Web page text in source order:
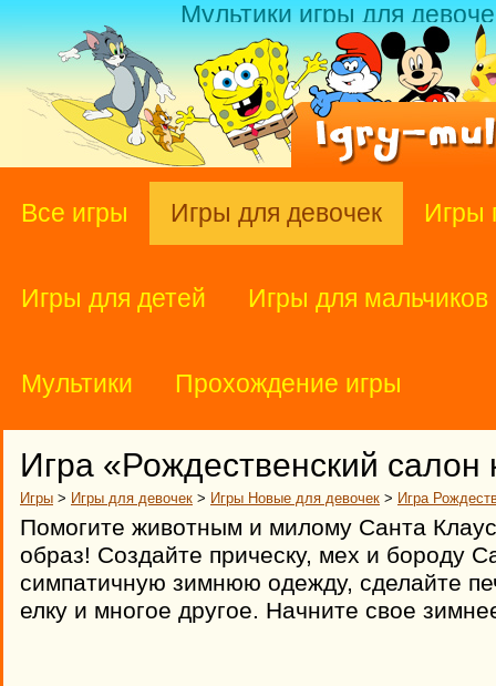
Мультики игры для
Все игры Игры для девочек Игры
Игры для детей Игры для мальчиков
Мультики Прохождение игры
Игра «Рождественский салон
Игры > Игры для девочек > Игры Новые для девочек > Игра
Помогите животным и милому Санта
образ! Создайте прическу, мех и бороду
симпатичную зимнюю одежду, сделайте
елку и многое другое. Начните свое